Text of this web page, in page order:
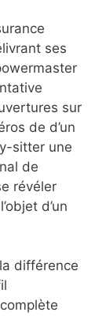
ses
sur
de d’un
sitter une
de
révéler
d’un
différence